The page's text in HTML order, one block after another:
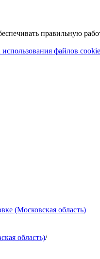
правильную
файлов cookie
(Московская область)
область)/